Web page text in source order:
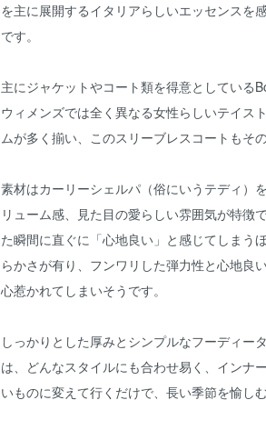
を主に展開するイタリアらしいエッセンスを
です。
主にジャケットやコート類を得意としている
ウィメンズでは全く異なる女性らしいテイス
ムが多く揃い、このスリーブレスコートもその
素材はカーリーシェルパ（俗にいうテディ）
リューム感、見た目の愛らしい雰囲気が特徴
た瞬間に直ぐに「心地良い」と感じてしまう
らかさが有り、フンワリした弾力性と心地良
心惹かれてしまいそうです。
しっかりとした厚みとシンプルなフーディー
は、どんなスタイルにも合わせ易く、インナ
いものに変えて行くだけで、長い季節を愉し